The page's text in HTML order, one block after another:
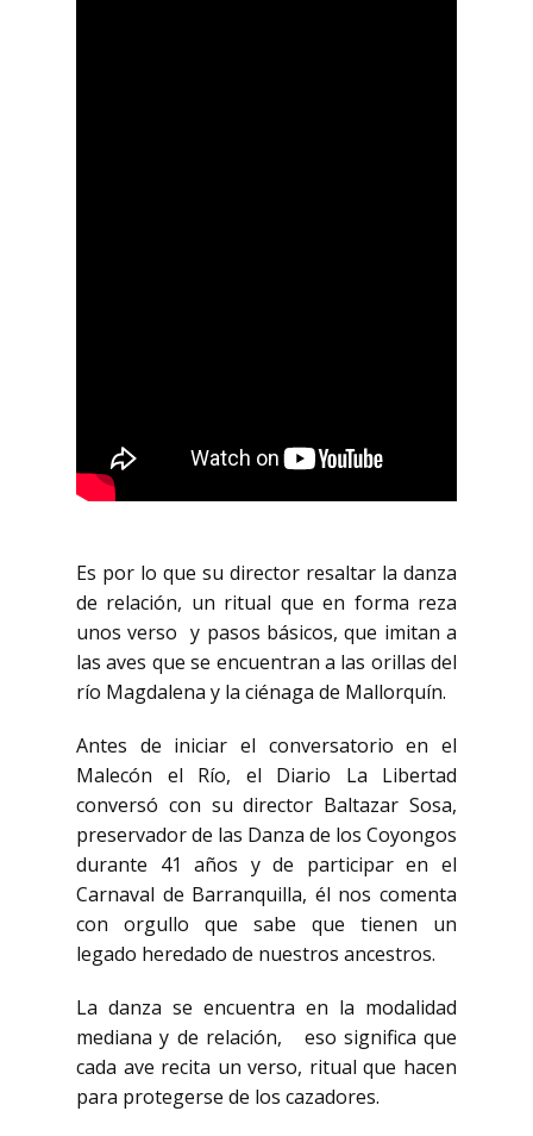
Es por lo que su director resaltar la danza
de relación, un ritual que en forma reza
unos verso y pasos básicos, que imitan a
las aves que se encuentran a las orillas del
río Magdalena y la ciénaga de Mallorquín.
Antes de iniciar el conversatorio en el
Malecón el Río, el Diario La Libertad
conversó con su director Baltazar Sosa,
preservador de las Danza de los Coyongos
durante 41 años y de participar en el
Carnaval de Barranquilla, él nos comenta
con orgullo que sabe que tienen un
legado heredado de nuestros ancestros.
La danza se encuentra en la modalidad
mediana y de relación, eso significa que
cada ave recita un verso, ritual que hacen
para protegerse de los cazadores.